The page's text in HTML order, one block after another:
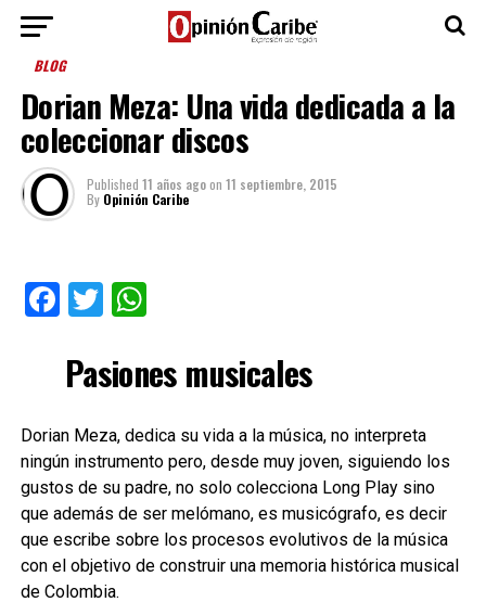
BLOG
Dorian Meza: Una vida dedicada a la
coleccionar discos
Published 11 años agoon 11 septiembre, 2015
By Opinión Caribe
Facebook
TwitterWhatsApp
Pasiones musicales
Dorian Meza, dedica su vida a la música, no interpreta
ningún instrumento pero, desde muy joven, siguiendo los
gustos de su padre, no solo colecciona Long Play sino
que además de ser melómano, es musicógrafo, es decir
que escribe sobre los procesos evolutivos de la música
con el objetivo de construir una memoria histórica musical
de Colombia.